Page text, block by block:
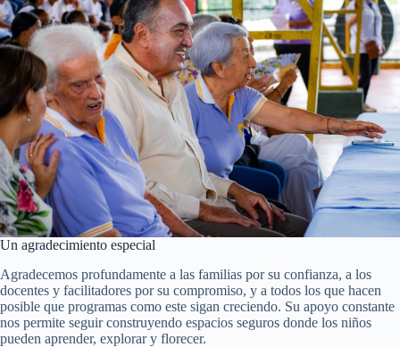
Un agradecimiento especial
Agradecemos profundamente a las familias por su confianza, a los
docentes y facilitadores por su compromiso, y a todos los que hacen
posible que programas como este sigan creciendo. Su apoyo constante
nos permite seguir construyendo espacios seguros donde los niños
pueden aprender, explorar y florecer.